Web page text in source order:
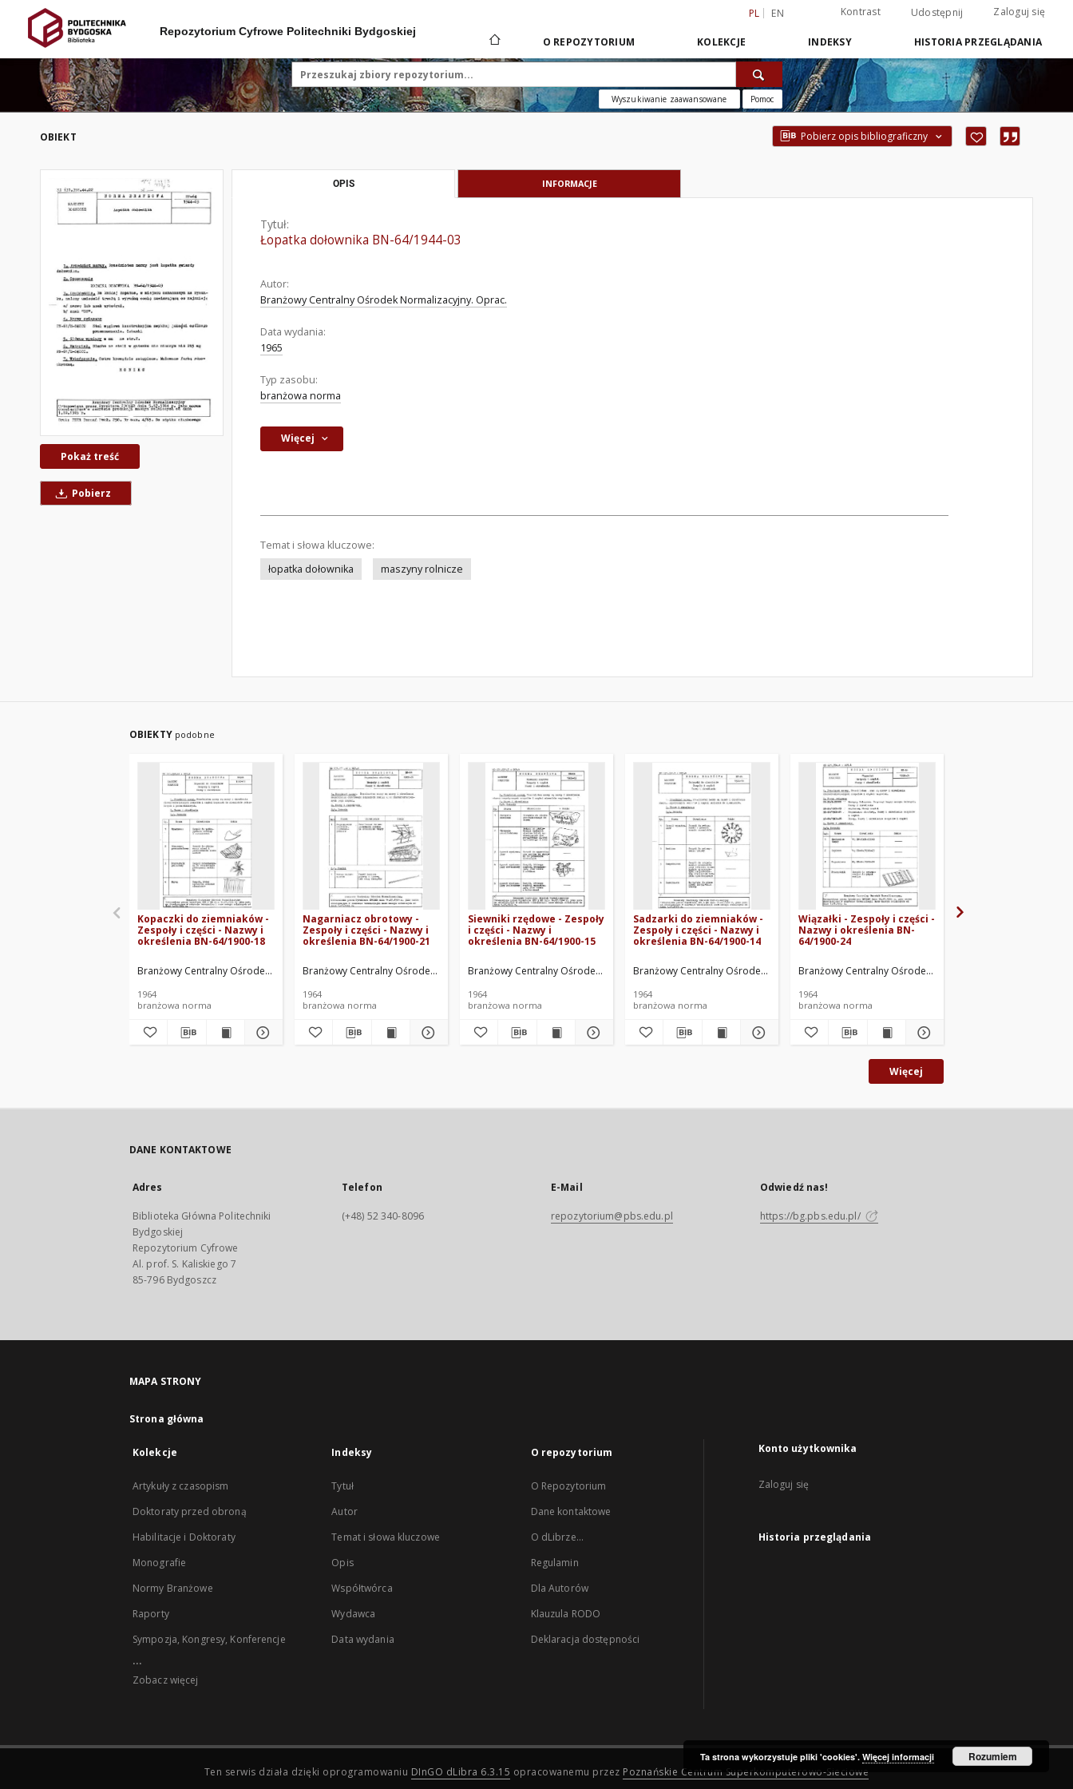
PL EN Kontrast Udostępnij Zaloguj się
Repozytorium Cyfrowe Politechniki Bydgoskiej
O REPOZYTORIUM KOLEKCJE INDEKSY HISTORIA PRZEGLĄDANIA
Wyszukiwanie zaawansowane Pomoc
OBIEKT Pobierz opis bibliograficzny
Pokaż treść
Pobierz
OPIS INFORMACJE
Tytuł:
Łopatka dołownika BN-64/1944-03
Autor:
Branżowy Centralny Ośrodek Normalizacyjny. Oprac.
Data wydania:
1965
Typ zasobu:
branżowa norma
Więcej
Temat i słowa kluczowe:
łopatka dołownika
maszyny rolnicze
OBIEKTY podobne
Kopaczki do ziemniaków -
Zespoły i części - Nazwy i
określenia BN-64/1900-18
Branżowy Centralny Ośrodek Normalizacyjny. Oprac.
1964
branżowa norma
Nagarniacz obrotowy -
Zespoły i części - Nazwy i
określenia BN-64/1900-21
Branżowy Centralny Ośrodek Normalizacyjny. Oprac.
1964
branżowa norma
Siewniki rzędowe - Zespoły
i części - Nazwy i
określenia BN-64/1900-15
Branżowy Centralny Ośrodek Normalizacyjny. Oprac.
1964
branżowa norma
Sadzarki do ziemniaków -
Zespoły i części - Nazwy i
określenia BN-64/1900-14
Branżowy Centralny Ośrodek Normalizacyjny. Oprac.
1964
branżowa norma
Wiązałki - Zespoły i części -
Nazwy i określenia BN-
64/1900-24
Branżowy Centralny Ośrodek Normalizacyjny. Oprac.
1964
branżowa norma
Więcej
DANE KONTAKTOWE
Adres
Biblioteka Główna Politechniki
Bydgoskiej
Repozytorium Cyfrowe
Al. prof. S. Kaliskiego 7
85-796 Bydgoszcz
Telefon
(+48) 52 340-8096
E-Mail
repozytorium@pbs.edu.pl
Odwiedź nas!
https://bg.pbs.edu.pl/
MAPA STRONY
Strona główna
Kolekcje
Artykuły z czasopism
Doktoraty przed obroną
Habilitacje i Doktoraty
Monografie
Normy Branżowe
Raporty
Sympozja, Kongresy, Konferencje
...
Zobacz więcej
Indeksy
Tytuł
Autor
Temat i słowa kluczowe
Opis
Współtwórca
Wydawca
Data wydania
O repozytorium
O Repozytorium
Dane kontaktowe
O dLibrze...
Regulamin
Dla Autorów
Klauzula RODO
Deklaracja dostępności
Konto użytkownika
Zaloguj się
Historia przeglądania
Ten serwis działa dzięki oprogramowaniu DInGO dLibra 6.3.15 opracowanemu przez Poznańskie Centrum Superkomputerowo-Sieciowe
Ta strona wykorzystuje pliki 'cookies'. Więcej informacji Rozumiem